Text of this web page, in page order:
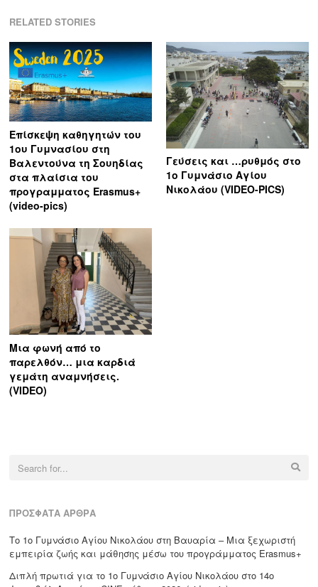
RELATED STORIES
Επίσκεψη καθηγητών του
1ου Γυμνασίου στη
Βαλεντούνα τη Σουηδίας
στα πλαίσια του
προγραμματος Erasmus+
(video-pics)
Γεύσεις και …ρυθμός στο
1ο Γυμνάσιο Αγίου
Νικολάου (VIDEO-PICS)
Μια φωνή από το
παρελθόν… μια καρδιά
γεμάτη αναμνήσεις.
(VIDEO)
ΠΡΌΣΦΑΤΑ ΆΡΘΡΑ
Το 1ο Γυμνάσιο Αγίου Νικολάου στη Βαυαρία – Μια ξεχωριστή
εμπειρία ζωής και μάθησης μέσω του προγράμματος Erasmus+
Διπλή πρωτιά για το 1ο Γυμνάσιο Αγίου Νικολάου στο 14ο